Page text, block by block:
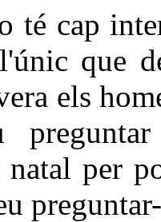
té cap
que
els
natal per